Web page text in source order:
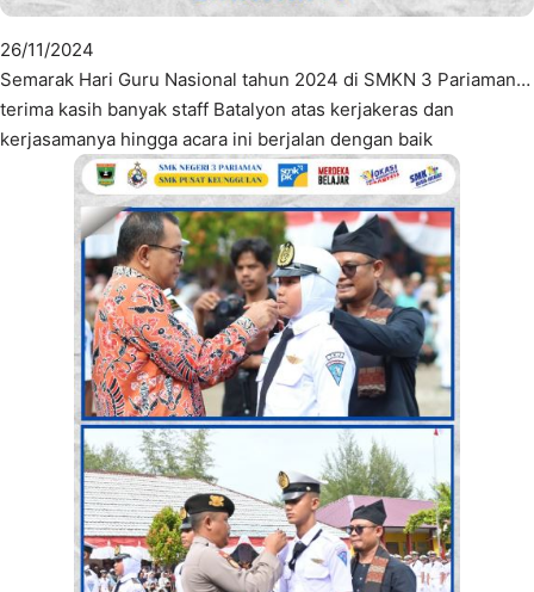
26/11/2024
Semarak Hari Guru Nasional tahun 2024 di SMKN 3 Pariaman…
terima kasih banyak staff Batalyon atas kerjakeras dan
kerjasamanya hingga acara ini berjalan dengan baik